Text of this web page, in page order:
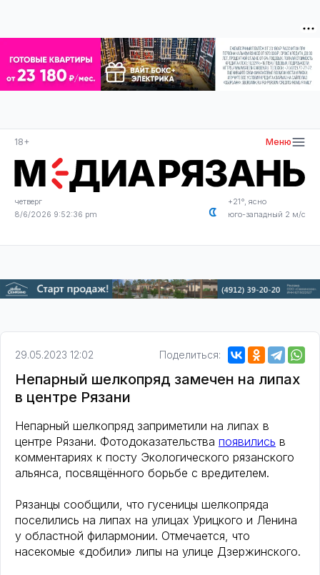
18+ Меню
четверг
8/6/2026 9:52:36 pm
+21°, ясно
юго-западный 2 м/с
29.05.2023 12:02 Поделиться:
Непарный шелкопряд замечен на липах
в центре Рязани
Непарный шелкопряд заприметили на липах в
центре Рязани. Фотодоказательства появились в
комментариях к посту Экологического рязанского
альянса, посвящённого борьбе с вредителем.
Рязанцы сообщили, что гусеницы шелкопряда
поселились на липах на улицах Урицкого и Ленина
у областной филармонии. Отмечается, что
насекомые «добили» липы на улице Дзержинского.